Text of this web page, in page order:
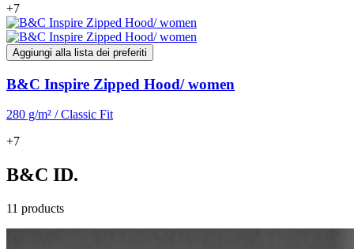
+7
Aggiungi alla lista dei preferiti
B&C Inspire Zipped Hood/ women
280 g/m² / Classic Fit
+7
B&C ID.
11 products